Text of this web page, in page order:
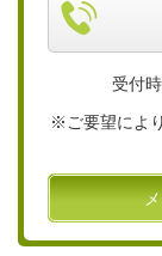
受付
※ご要望によ